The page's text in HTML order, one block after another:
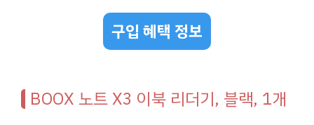
구입 혜택 정보
BOOX 노트 X3 이북 리더기, 블랙, 1개